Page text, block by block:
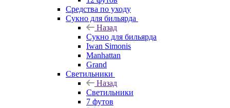
Средства по уходу
Сукно для бильярда
Назад
Сукно для бильярда
Iwan Simonis
Manhattan
Grand
Светильники
Назад
Светильники
7 футов